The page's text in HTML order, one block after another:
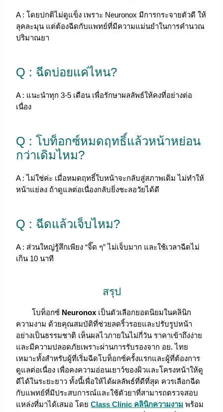
A : โดยปกติไม่ดูแข็ง เพราะ Neuronox มีการกระจายตัวดี ให้
ลุคละมุน แต่ต้องฉีดกับแพทย์ที่มีความแม่นยำในการคำนวณ
ปริมาณยา
Q : ฉีดบ่อยแค่ไหน?
A : แนะนำทุก 3-5 เดือน เพื่อรักษาผลลัพธ์ให้คงที่อย่างต่อ
เนื่อง
Q : โบท็อกซ์หมดฤทธิ์แล้วหน้าหย่อน
กว่าเดิมไหม?
A : ไม่ใช่ค่ะ เมื่อหมดฤทธิ์ใบหน้าจะกลับสู่สภาพเดิม ไม่ทำให้
หน้าแย่ลง ถ้าดูแลต่อเนื่องกลับยิ่งชะลอวัยได้ดี
Q : ฉีดแล้วเจ็บไหม?
A : ส่วนใหญ่รู้สึกเพียง “จิ๊ด ๆ” ไม่เจ็บมาก และใช้เวลาฉีดไม่
เกิน 10 นาที
สรุป
โบท็อกซ์ Neuronox เป็นตัวเลือกยอดนิยมในคลินิก
ความงาม ด้วยคุณสมบัติที่ช่วยลดริ้วรอยและปรับรูปหน้า
อย่างเป็นธรรมชาติ เห็นผลไวภายในไม่กี่วัน ราคาเข้าถึงง่าย
และมีความปลอดภัยเพราะผ่านการรับรองจาก อย. ไทย
เหมาะทั้งสำหรับผู้ที่เริ่มฉีดโบท็อกซ์ครั้งแรกและผู้ที่ต้องการ
ดูแลต่อเนื่อง เพื่อคงความอ่อนเยาว์ของผิวและโครงหน้าให้ดู
ดีได้ในระยะยาว ทั้งนี้เพื่อให้ได้ผลลัพธ์ที่ดีที่สุด ควรเลือกฉีด
กับแพทย์ที่มีประสบการณ์และใช้ตัวยาที่สามารถตรวจสอบ
แหล่งที่มาได้เสมอ โดยClass Clinic คลินิกความงาม พร้อม